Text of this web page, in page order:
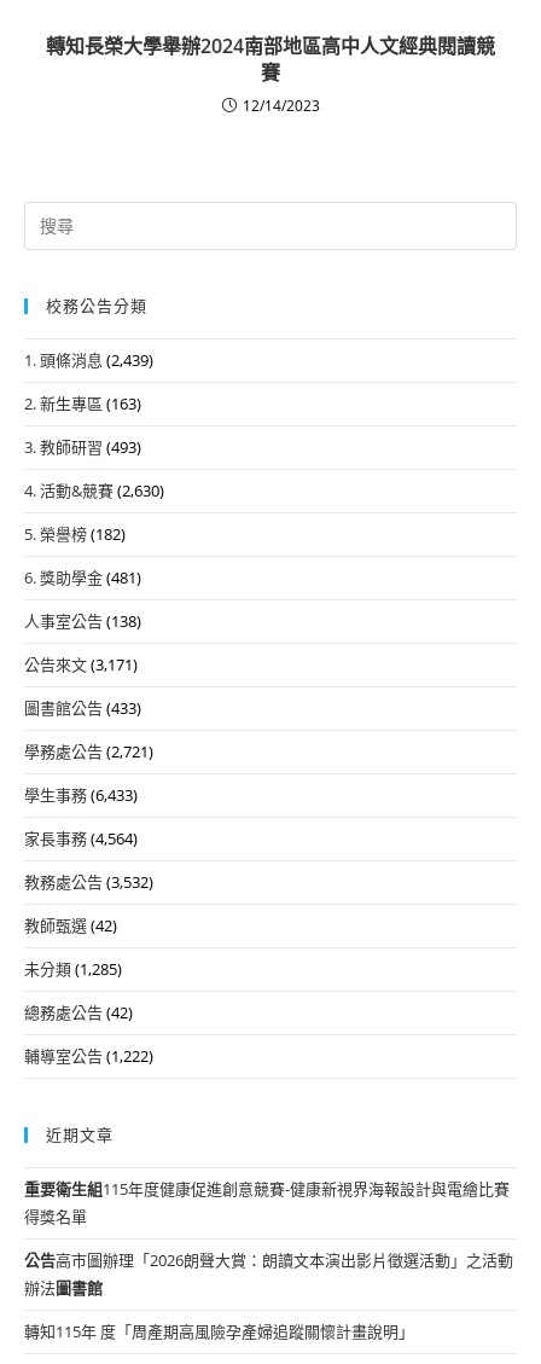
轉知長榮大學舉辦2024南部地區高中人文經典閱讀競
賽
12/14/2023
Search
for:
校務公告分類
1. 頭條消息 (2,439)
2. 新生專區 (163)
3. 教師研習 (493)
4. 活動&競賽(2,630)
5. 榮譽榜(182)
6. 獎助學金(481)
人事室公告(138)
公告來文(3,171)
圖書館公告(433)
學務處公告(2,721)
學生事務(6,433)
家長事務(4,564)
教務處公告(3,532)
教師甄選(42)
未分類(1,285)
總務處公告(42)
輔導室公告(1,222)
近期文章
重要衛生組115年度健康促進創意競賽-健康新視界海報設計與電繪比賽
得獎名單
公告高市圖辦理「2026朗聲大賞：朗讀文本演出影片徵選活動」之活動
辦法圖書館
轉知115年 度「周產期高風險孕產婦追蹤關懷計畫說明」